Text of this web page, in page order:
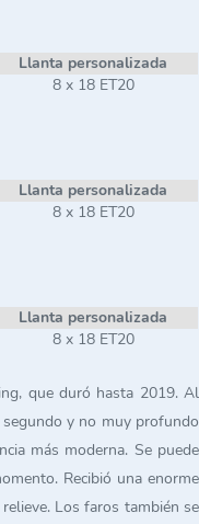
Llanta personalizada
8 x 18 ET20
Llanta personalizada
8 x 18 ET20
Llanta personalizada
8 x 18 ET20
que duró hasta 2019. Al
y no muy profundo
más moderna. Se puede
Recibió una enorme
Los faros también se